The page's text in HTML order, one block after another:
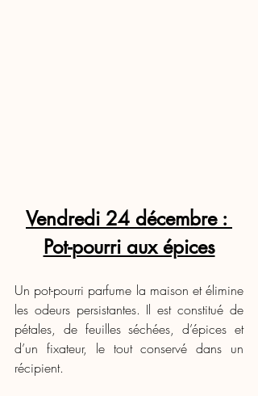
Vendredi 24 décembre :
Pot-pourri aux épices
Un pot-pourri parfume la maison et élimine
les odeurs persistantes. Il est constitué de
pétales, de feuilles séchées, d’épices et
d’un fixateur, le tout conservé dans un
récipient.